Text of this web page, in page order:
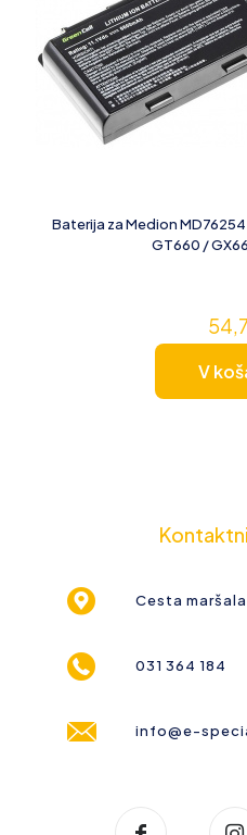
Baterija za Medion
GT660 /
V
Cesta
031 364 184
info@e-